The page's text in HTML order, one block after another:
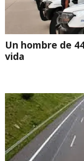
Un hombre de
vida